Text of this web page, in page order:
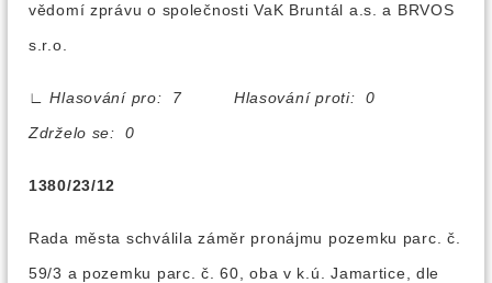
vědomí zprávu o společnosti VaK Bruntál a.s. a BRVOS
s.r.o.
∟
Hlasování pro: 7 Hlasování proti: 0
Zdrželo se: 0
1380/23/12
Rada města schválila záměr pronájmu pozemku parc. č.
59/3 a pozemku parc. č. 60, oba v k.ú. Jamartice, dle